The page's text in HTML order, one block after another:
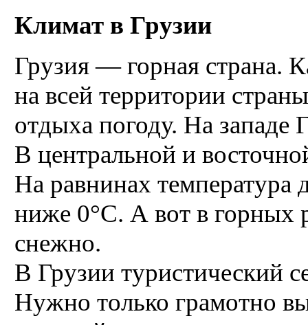
Климат в Грузии
Грузия — горная страна.
на всей территории
отдыха погоду. На западе
В центральной и
На равнинах температура
ниже 0°C. А вот в горных
снежно.
В Грузии туристический
Нужно только грамотно